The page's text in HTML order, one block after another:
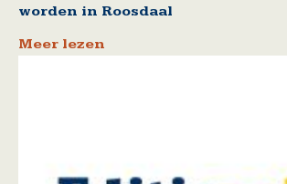
worden in Roosdaal
Meer lezen